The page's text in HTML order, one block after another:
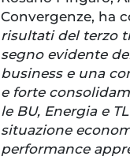
Convergenze, ha
risultati del terzo
segno evidente
business e una
e forte
le BU, Energia e
situazione
performance